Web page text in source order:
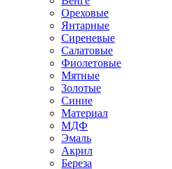
Ореховые
Янтарные
Сиреневые
Салатовые
Фиолетовые
Мятные
Золотые
Синие
Материал
МДФ
Эмаль
Акрил
Береза